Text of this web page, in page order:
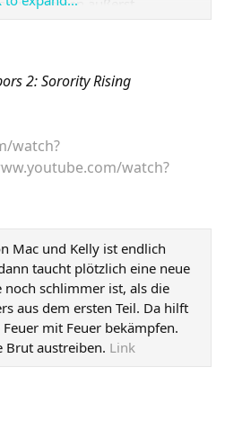
und dessen äußerst
bekommen. Während
der jungen Frau
Sog zieht die Vier
aus Leidenschaft,
2: Sorority Rising
watch?
watch?
Mac und Kelly ist endlich
taucht plötzlich eine neue
schlimmer ist, als die
aus dem ersten Teil. Da hilft
mit Feuer bekämpfen.
Brut austreiben. Link